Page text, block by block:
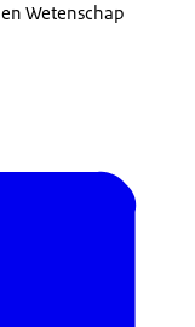
Wetenschap